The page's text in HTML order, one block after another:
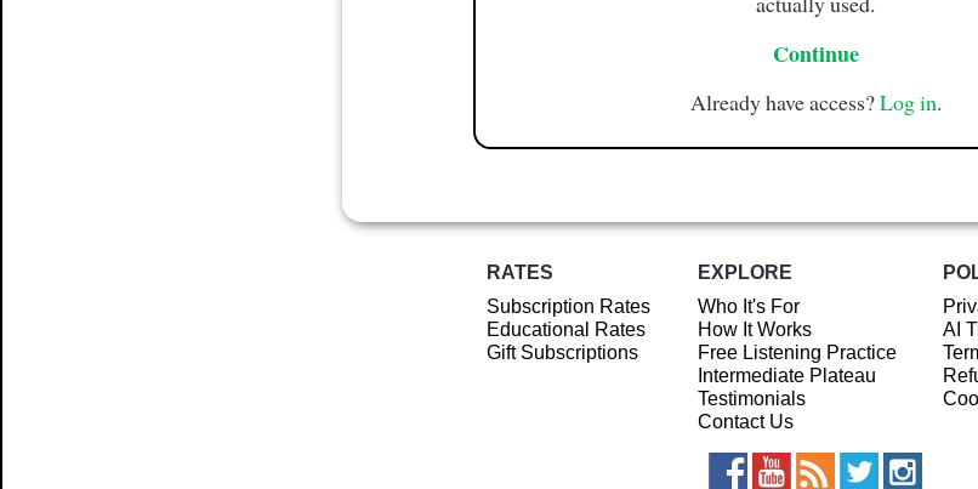
Continue
Already have access?Log in.
RATES
Subscription Rates
Educational Rates
Gift Subscriptions
EXPLORE
Who It's For
How It Works
Free Listening Practice
Intermediate Plateau
Testimonials
Contact Us
AI